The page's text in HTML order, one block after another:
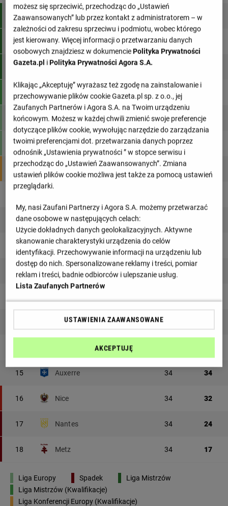
1 Paris Saint-Germain 34
2 RC Lens 34
3 Lille
Olympique Lyon
5 Olympique Marsylia 34 59
6 Rennes 34
7 AS Monaco 34
9 Toulouse
10 Lorient 34
11 Paris FC 34
Angers
15 Auxerre 34 34
16 Nice 34 32
17 Nantes 34 24
18 Metz 34 17
Liga Europy Spadek
Liga Mistrzów
Liga Mistrzów (Kwalifikacje)
Liga Konferencji Europy (Kwalifikacje)
możesz się sprzeciwić, przechodząc do „Ustawień
Zaawansowanych” lub przez kontakt z administratorem – w
zależności od zakresu sprzeciwu i podmiotu, wobec którego
jest kierowany. Więcej informacji o przetwarzaniu danych
osobowych znajdziesz w dokumenciePolityka Prywatności
Gazeta.pl iPolityka Prywatności Agora S.A.
Klikając „Akceptuję” wyrażasz też zgodę na zainstalowanie i
przechowywanie plików cookie Gazeta.pl sp. z o.o., jej
Zaufanych Partnerów i Agora S.A. na Twoim urządzeniu
końcowym. Możesz w każdej chwili zmienić swoje preferencje
dotyczące plików cookie, wywołując narzędzie do zarządzania
twoimi preferencjami dot. przetwarzania danych poprzez
odnośnik „Ustawienia prywatności ” w stopce serwisu i
przechodząc do „Ustawień Zaawansowanych”. Zmiana
ustawień plików cookie możliwa jest także za pomocą ustawień
przeglądarki.
My, nasi Zaufani Partnerzy i Agora S.A. możemy przetwarzać
dane osobowe w następujących celach:
Użycie dokładnych danych geolokalizacyjnych. Aktywne
skanowanie charakterystyki urządzenia do celów
identyfikacji. Przechowywanie informacji na urządzeniu lub
dostęp do nich. Spersonalizowane reklamy i treści, pomiar
reklam i treści, badnie odbiorców i ulepszanie usług.
Lista Zaufanych Partnerów
USTAWIENIA ZAAWANSOWANE
AKCEPTUJĘ